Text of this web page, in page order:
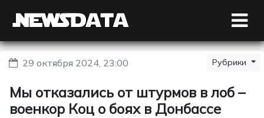
29 октября 2024, 23:00 Рубрики
Мы отказались от штурмов в лоб –
военкор Коц о боях в Донбассе